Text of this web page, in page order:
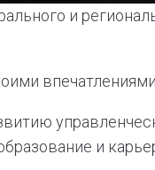
и
впечатлениями
и